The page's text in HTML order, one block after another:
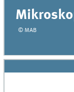
© MAB